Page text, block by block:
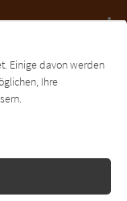
Newsletter
Angaben
Einige davon werden
Ihre